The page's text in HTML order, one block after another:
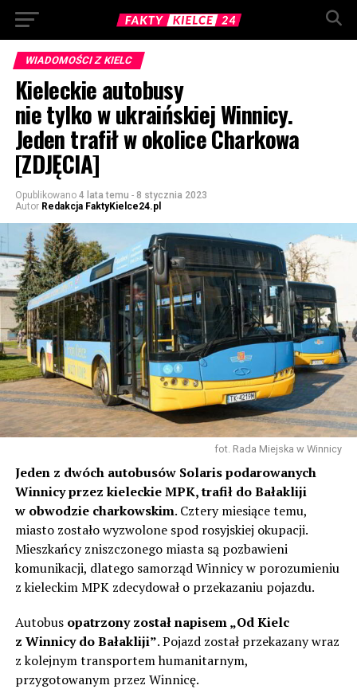
WIADOMOŚCI Z KIELC
Kieleckie autobusy
nie tylko w ukraińskiej Winnicy.
Jeden trafił w okolice Charkowa
[ZDJĘCIA]
Opublikowano 4 lata temu - 8 stycznia 2023
Autor Redakcja FaktyKielce24.pl
fot. Rada Miejska w Winnicy
Jeden z dwóch autobusów Solaris podarowanych
Winnicy przez kieleckie MPK, trafił do Bałakliji
w obwodzie charkowskim. Cztery miesiące temu,
miasto zostało wyzwolone spod rosyjskiej okupacji.
Mieszkańcy zniszczonego miasta są pozbawieni
komunikacji, dlatego samorząd Winnicy w porozumieniu
z kieleckim MPK zdecydował o przekazaniu pojazdu.
Autobus opatrzony został napisem „Od Kielc
z Winnicy do Bałakliji”. Pojazd został przekazany wraz
z kolejnym transportem humanitarnym,
przygotowanym przez Winnicę.